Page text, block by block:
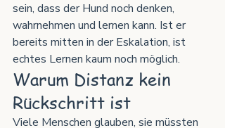
sein, dass der Hund noch denken,
wahrnehmen und lernen kann. Ist er
bereits mitten in der Eskalation, ist
echtes Lernen kaum noch möglich.
Warum Distanz kein
Rückschritt ist
Viele Menschen glauben, sie müssten